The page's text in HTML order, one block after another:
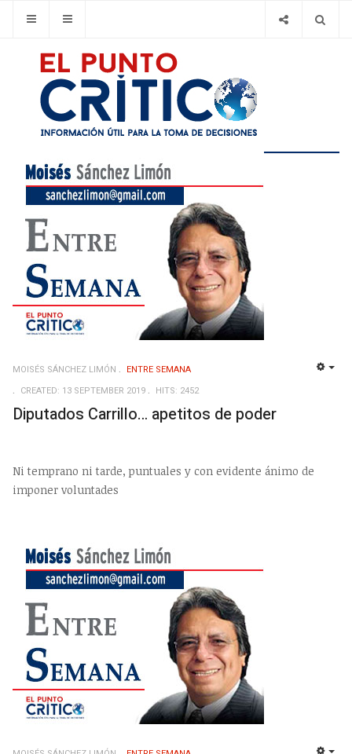
MOISÉS SÁNCHEZ LIMÓN
ENTRE SEMANA
CREATED: 13 SEPTEMBER 2019
HITS: 2452
Diputados Carrillo… apetitos de poder
Ni temprano ni tarde, puntuales y con evidente ánimo de
imponer voluntades